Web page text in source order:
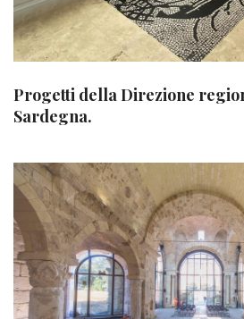
Progetti della Direzione
Sardegna.